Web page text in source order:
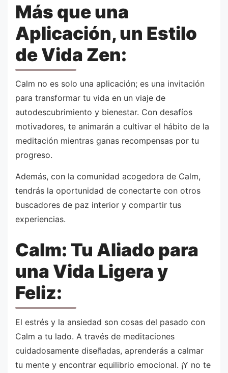
Más que una
Aplicación, un Estilo
de Vida Zen:
Calm no es solo una aplicación; es una invitación
para transformar tu vida en un viaje de
autodescubrimiento y bienestar. Con desafíos
motivadores, te animarán a cultivar el hábito de la
meditación mientras ganas recompensas por tu
progreso.
Además, con la comunidad acogedora de Calm,
tendrás la oportunidad de conectarte con otros
buscadores de paz interior y compartir tus
experiencias.
Calm: Tu Aliado para
una Vida Ligera y
Feliz:
El estrés y la ansiedad son cosas del pasado con
Calm a tu lado. A través de meditaciones
cuidadosamente diseñadas, aprenderás a calmar
tu mente y encontrar equilibrio emocional. ¡Y no te